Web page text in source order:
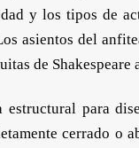
y los tipos de
asientos del
de Shakespeare
para
cerrado